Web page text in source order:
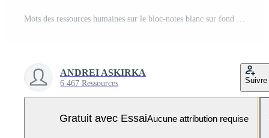
Mots des ressources humaines sur le bloc-notes blanc sur fond de bois Photo Pro
ANDREI ASKIRKA
6 467 Ressources Suivre
Gratuit avec EssaiAucune attribution requise